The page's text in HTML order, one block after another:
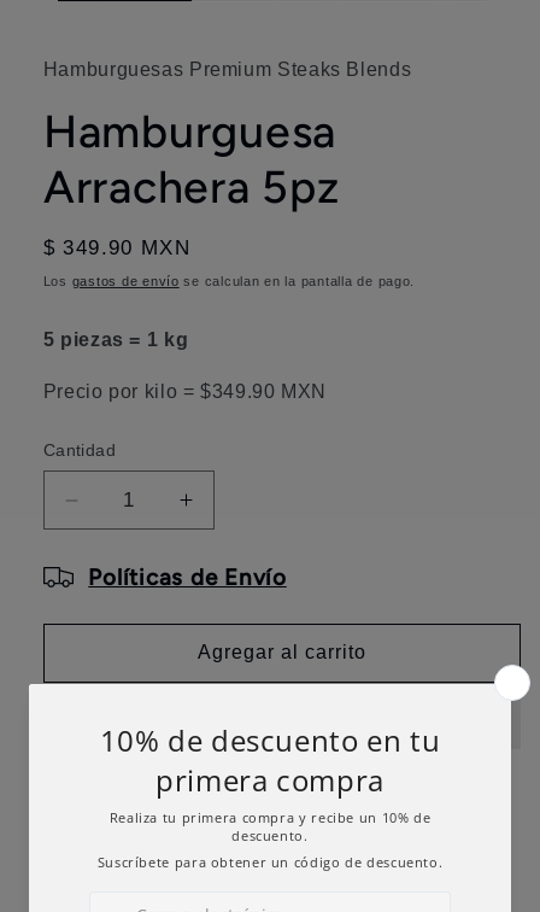
Hamburguesas Premium Steaks Blends
Hamburguesa
Arrachera 5pz
Precio
habitual
$ 349.90 MXN
Los gastos de envío se calculan en la pantalla de pago.
5 piezas = 1 kg
Precio por kilo = $349.90 MXN
Cantidad
Reducir
cantidad
para
Hamburguesa
Arrachera
Aumentar
cantidad
para
Hamburguesa
Arrachera
5pz
Políticas de Envío
Agregar al carrito
Share